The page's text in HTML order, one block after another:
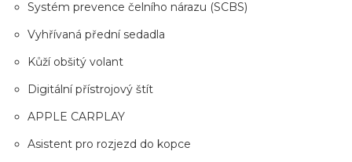
Systém prevence čelního nárazu (SCBS)
Vyhřívaná přední sedadla
Kůží obšitý volant
Digitální přístrojový štít
APPLE CARPLAY
Asistent pro rozjezd do kopce